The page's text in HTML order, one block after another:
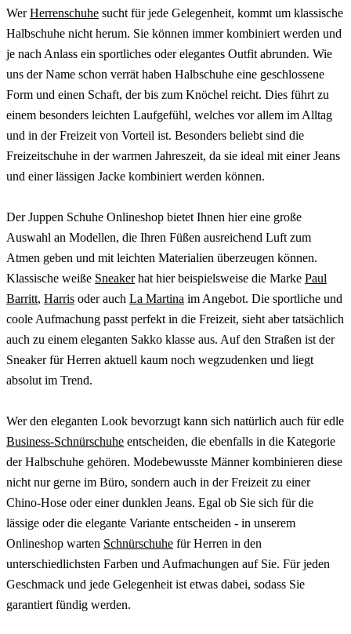
WerHerrenschuhe sucht für jede Gelegenheit, kommt um klassische
Halbschuhe nicht herum. Sie können immer kombiniert werden und
je nach Anlass ein sportliches oder elegantes Outfit abrunden. Wie
uns der Name schon verrät haben Halbschuhe eine geschlossene
Form und einen Schaft, der bis zum Knöchel reicht. Dies führt zu
einem besonders leichten Laufgefühl, welches vor allem im Alltag
und in der Freizeit von Vorteil ist. Besonders beliebt sind die
Freizeitschuhe in der warmen Jahreszeit, da sie ideal mit einer Jeans
und einer lässigen Jacke kombiniert werden können.
Der Juppen Schuhe Onlineshop bietet Ihnen hier eine große
Auswahl an Modellen, die Ihren Füßen ausreichend Luft zum
Atmen geben und mit leichten Materialien überzeugen können.
Klassische weiße Sneakerhat hier beispielsweise die Marke Paul
Barritt, Harris oder auch La Martina im Angebot. Die sportliche und
coole Aufmachung passt perfekt in die Freizeit, sieht aber tatsächlich
auch zu einem eleganten Sakko klasse aus. Auf den Straßen ist der
Sneaker für Herren aktuell kaum noch wegzudenken und liegt
absolut im Trend.
Wer den eleganten Look bevorzugt kann sich natürlich auch für edle
Business-Schnürschuhe entscheiden, die ebenfalls in die Kategorie
der Halbschuhe gehören. Modebewusste Männer kombinieren diese
nicht nur gerne im Büro, sondern auch in der Freizeit zu einer
Chino-Hose oder einer dunklen Jeans. Egal ob Sie sich für die
lässige oder die elegante Variante entscheiden - in unserem
Onlineshop warten Schnürschuhe für Herren in den
unterschiedlichsten Farben und Aufmachungen auf Sie. Für jeden
Geschmack und jede Gelegenheit ist etwas dabei, sodass Sie
garantiert fündig werden.